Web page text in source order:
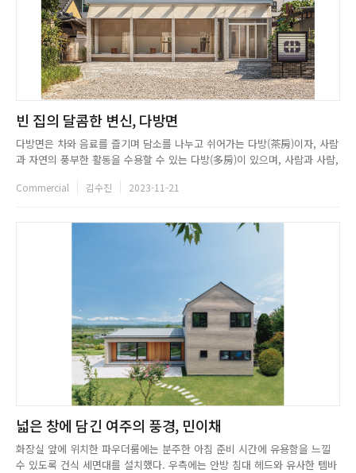
빈 집의 달콤한 변신, 다방면
다방면은 차와 음료를 즐기며 담소를 나누고 쉬어가는 다방(茶房)이자, 사람
과 자연의 풍부한 활동을 수용할 수 있는 다방(多房)이 있으며, 사람과 사람,
가온다.WEB. one-aftr.comEMAIL. info@one-aftr.comTEL. 02-2264-
Commercial 김수진 2023-11-21
넓은 창에 담긴 여주의 풍경, 민이채
화장실 앞에 위치한 파우더룸에는 분주한 아침 준비 시간에 유용함을 느낄
수 있도록 건식 세면대를 설치했다. 우측에는 안방 침대 헤드와 유사한 템바